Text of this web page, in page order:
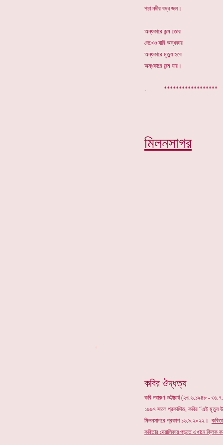
পচা নদীর বদ্ধ জল।
অন্ধকারে জন্ম তোর
দেখেও যাবি অন্ধকার
অন্ধকারে মৃত্যু হবে
অন্ধকারে জন্ম যার।
.
মিলনসাগর
কবির ঔদ্ধত্য
কবি নবারুণ ভট্টাচার্য (২৩.৬.১৯৪৮ -
১৯৯৭ সালে প্রকাশিত, কবির “এই মৃত্যু
মিলনসাগরে প্রকাশ ১৬.৯.২০২২।
কবিতার দেয়ালিকায় পড়তে এখানে ক্লিক